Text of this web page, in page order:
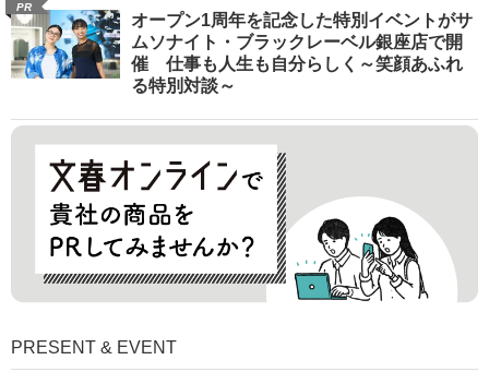
PR
オープン1周年を記念した特別イベントがサ
ムソナイト・ブラックレーベル銀座店で開
催 仕事も人生も自分らしく～笑顔あふれ
る特別対談～
PRESENT & EVENT